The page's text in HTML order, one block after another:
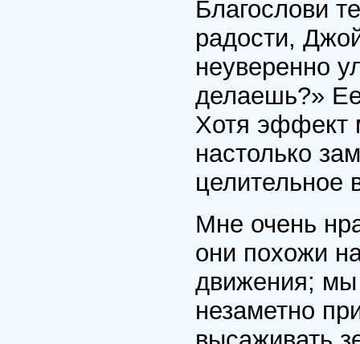
Благослови
радости,
неуверенно
делаешь?»
Хотя эффект
настолько
целительное
Мне очень
они похожи
движения;
незаметно